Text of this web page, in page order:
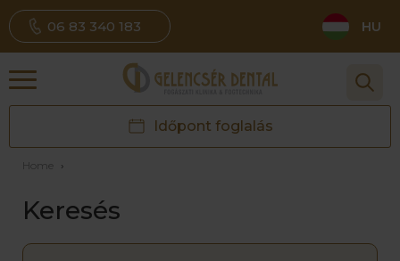
06 83 340 183 HU
Időpont foglalás
Home ›
Keresés